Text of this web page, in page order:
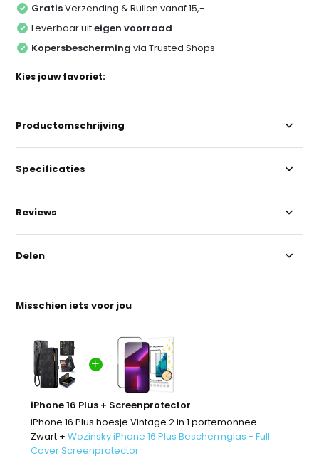
GratisVerzending & Ruilen vanaf 15,-
Leverbaar uiteigen voorraad
Kopersbescherming via Trusted Shops
Kies jouw favoriet:
Misschien iets voor jou
iPhone 16 Plus + Screenprotector
iPhone 16 Plus hoesje Vintage 2 in 1 portemonnee -
Zwart + Wozinsky iPhone 16 Plus Beschermglas - Full
Cover Screenprotector
Productomschrijving
Specificaties
Reviews
Delen